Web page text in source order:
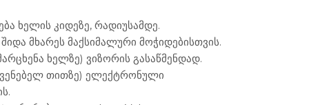
ხელის კიდეზე, რადიუსამდე.
მხარეს მაქსიმალური მოჭიდებისთვის.
ხელზე) ვიზორის გასაწმენდად.
თითზე) ელექტრონული